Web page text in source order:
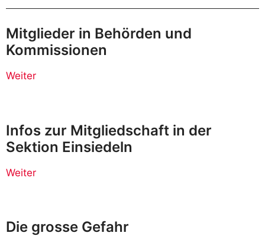
Mitglieder in Behörden und
Kommissionen
Weiter
Infos zur Mitgliedschaft in der
Sektion Einsiedeln
Weiter
Die grosse Gefahr